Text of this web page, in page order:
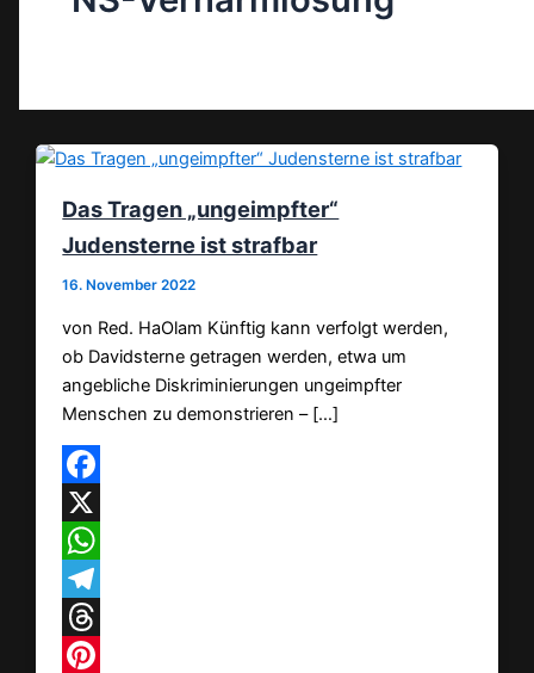
Das Tragen „ungeimpfter“
Judensterne ist strafbar
16. November 2022
von Red. HaOlam Künftig kann verfolgt werden,
ob Davidsterne getragen werden, etwa um
angebliche Diskriminierungen ungeimpfter
Menschen zu demonstrieren – […]
Facebook
X
WhatsApp
Telegram
Threads